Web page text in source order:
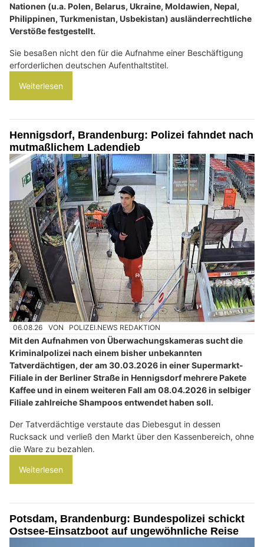
Nationen (u.a. Polen, Belarus, Ukraine, Moldawien, Nepal,
Philippinen, Turkmenistan, Usbekistan) ausländerrechtliche
Verstöße festgestellt.
Sie besaßen nicht den für die Aufnahme einer Beschäftigung
erforderlichen deutschen Aufenthaltstitel.
Weiterlesen
Hennigsdorf, Brandenburg: Polizei fahndet nach
mutmaßlichem Ladendieb
06.08.26 VON POLIZEI.NEWS REDAKTION
Mit den Aufnahmen von Überwachungskameras sucht die
Kriminalpolizei nach einem bisher unbekannten
Tatverdächtigen, der am 30.03.2026 in einer Supermarkt-
Filiale in der Berliner Straße in Hennigsdorf mehrere Pakete
Kaffee und in einem weiteren Fall am 08.04.2026 in selbiger
Filiale zahlreiche Shampoos entwendet haben soll.
Der Tatverdächtige verstaute das Diebesgut in dessen
Rucksack und verließ den Markt über den Kassenbereich, ohne
die Ware zu bezahlen.
Weiterlesen
Potsdam, Brandenburg: Bundespolizei schickt
Ostsee-Einsatzboot auf ungewöhnliche Reise